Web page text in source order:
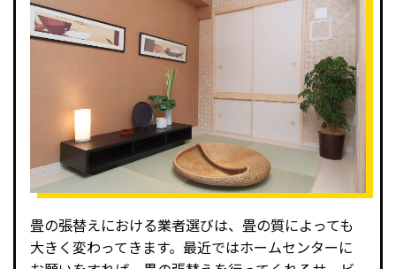
畳の張替えにおける業者選びは、畳の質によっても
大きく変わってきます。最近ではホームセンターに